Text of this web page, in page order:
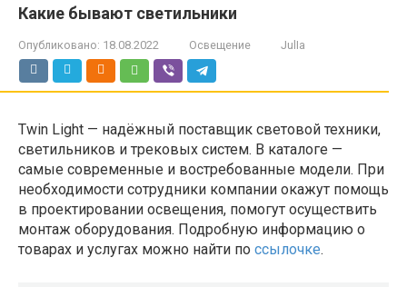
Какие бывают светильники
Опубликовано: 18.08.2022 Освещение JulIa
Twin Light — надёжный поставщик световой техники,
светильников и трековых систем. В каталоге —
самые современные и востребованные модели. При
необходимости сотрудники компании окажут помощь
в проектировании освещения, помогут осуществить
монтаж оборудования. Подробную информацию о
товарах и услугах можно найти по ссылочке.